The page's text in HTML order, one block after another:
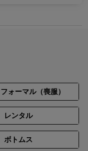
ォーマル（喪服）
レンタル
ボトムス